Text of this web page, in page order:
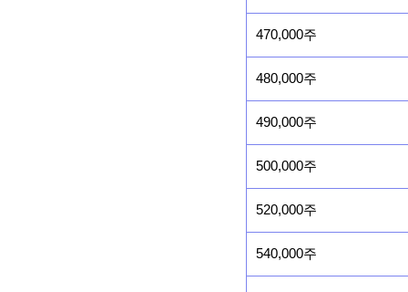
470,000주
480,000주
490,000주
500,000주
520,000주
540,000주